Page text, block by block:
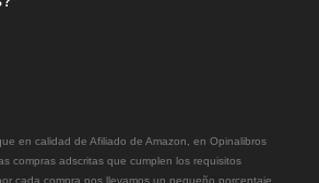
en calidad de Afiliado de Amazon, en Opinalibros
compras adscritas que cumplen los requisitos
cada compra nos llevamos un pequeño porcentaje.